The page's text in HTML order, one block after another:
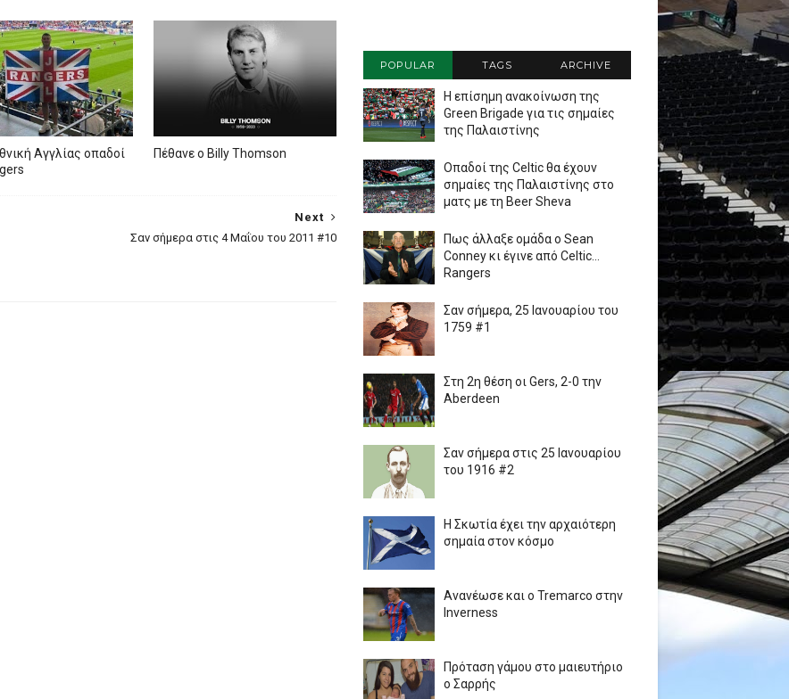
Αγγλίας οπαδοί
Πέθανε ο Billy Thomson
Next
Σαν σήμερα στις 4 Μαΐου του 2011 #10
POPULAR TAGS ARCHIVE
Η επίσημη ανακοίνωση της
Green Brigade για τις σημαίες
της Παλαιστίνης
Οπαδοί της Celtic θα έχουν
σημαίες της Παλαιστίνης στο
ματς με τη Beer Sheva
Πως άλλαξε ομάδα ο Sean
Conney κι έγινε από Celtic...
Rangers
Σαν σήμερα, 25 Ιανουαρίου του
1759 #1
Στη 2η θέση οι Gers, 2-0 την
Aberdeen
Σαν σήμερα στις 25 Ιανουαρίου
του 1916 #2
Η Σκωτία έχει την αρχαιότερη
σημαία στον κόσμο
Ανανέωσε και ο Tremarco στην
Inverness
Πρόταση γάμου στο μαιευτήριο
ο Σαρρής